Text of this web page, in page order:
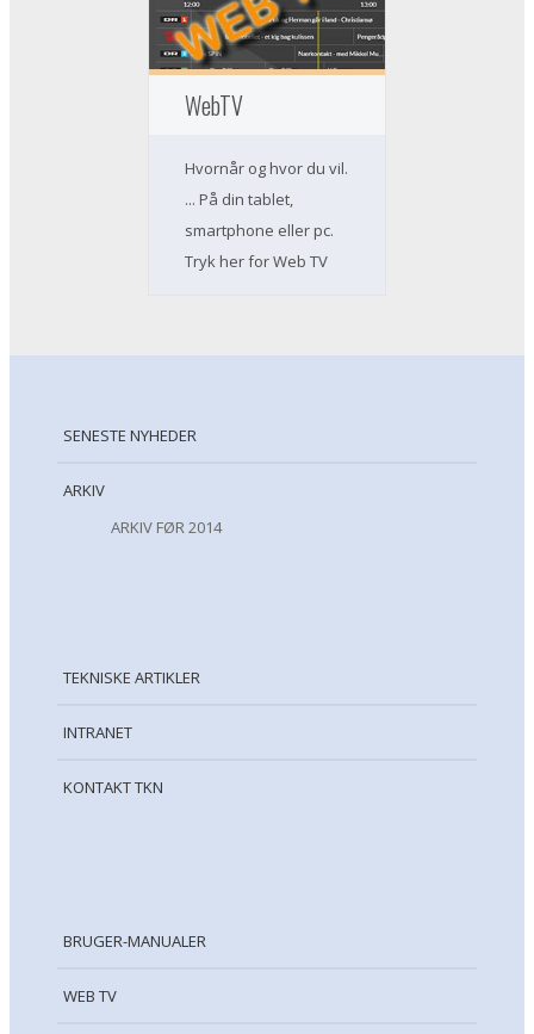
WebTV
Hvornår og hvor du vil.
... På din tablet,
smartphone eller pc.
Tryk her for Web TV
SENESTE NYHEDER
ARKIV
ARKIV FØR 2014
TEKNISKE ARTIKLER
INTRANET
KONTAKT TKN
BRUGER-MANUALER
WEB TV